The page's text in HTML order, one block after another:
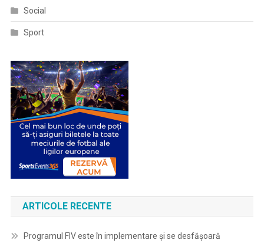
Social
Sport
ARTICOLE RECENTE
Programul FIV este în implementare și se desfășoară